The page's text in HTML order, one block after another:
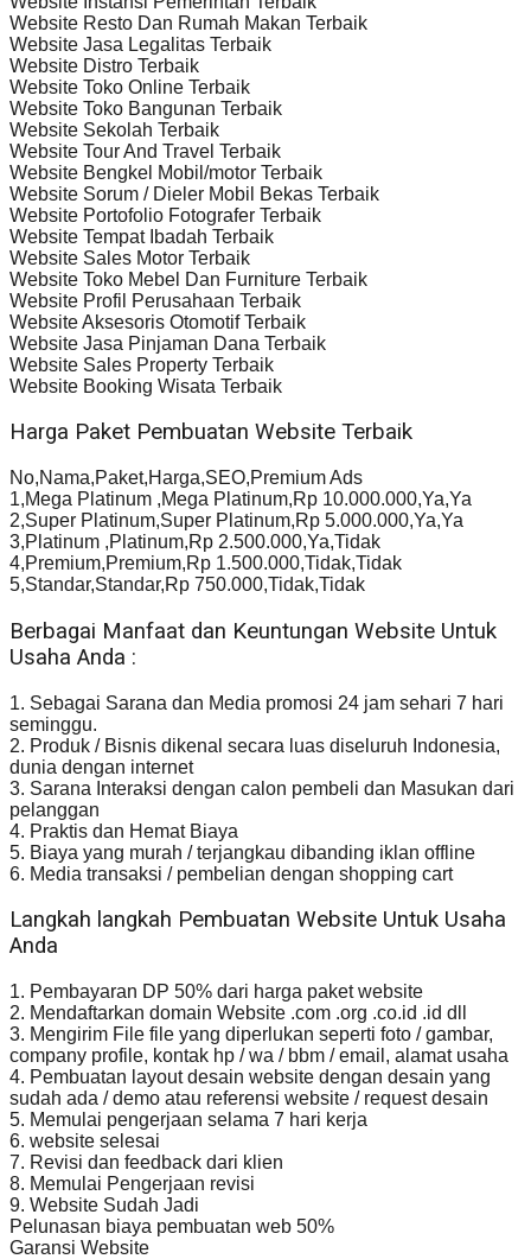
Website Resto Dan Rumah Makan Terbaik
Website Jasa Legalitas Terbaik
Website Distro Terbaik
Website Toko Online Terbaik
Website Toko Bangunan Terbaik
Website Sekolah Terbaik
Website Tour And Travel Terbaik
Website Bengkel Mobil/motor Terbaik
Website Sorum / Dieler Mobil Bekas Terbaik
Website Portofolio Fotografer Terbaik
Website Tempat Ibadah Terbaik
Website Sales Motor Terbaik
Website Toko Mebel Dan Furniture Terbaik
Website Profil Perusahaan Terbaik
Website Aksesoris Otomotif Terbaik
Website Jasa Pinjaman Dana Terbaik
Website Sales Property Terbaik
Website Booking Wisata Terbaik
Harga Paket Pembuatan Website Terbaik
No,Nama,Paket,Harga,SEO,Premium Ads
1,Mega Platinum ,Mega Platinum,Rp 10.000.000,Ya,Ya
2,Super Platinum,Super Platinum,Rp 5.000.000,Ya,Ya
3,Platinum ,Platinum,Rp 2.500.000,Ya,Tidak
4,Premium,Premium,Rp 1.500.000,Tidak,Tidak
5,Standar,Standar,Rp 750.000,Tidak,Tidak
Berbagai Manfaat dan Keuntungan Website Untuk
Usaha Anda :
1. Sebagai Sarana dan Media promosi 24 jam sehari 7 hari
seminggu.
2. Produk / Bisnis dikenal secara luas diseluruh Indonesia,
dunia dengan internet
3. Sarana Interaksi dengan calon pembeli dan Masukan dari
pelanggan
4. Praktis dan Hemat Biaya
5. Biaya yang murah / terjangkau dibanding iklan offline
6. Media transaksi / pembelian dengan shopping cart
Langkah langkah Pembuatan Website Untuk Usaha
Anda
1. Pembayaran DP 50% dari harga paket website
2. Mendaftarkan domain Website .com .org .co.id .id dll
3. Mengirim File file yang diperlukan seperti foto / gambar,
company profile, kontak hp / wa / bbm / email, alamat usaha
4. Pembuatan layout desain website dengan desain yang
sudah ada / demo atau referensi website / request desain
5. Memulai pengerjaan selama 7 hari kerja
6. website selesai
7. Revisi dan feedback dari klien
8. Memulai Pengerjaan revisi
9. Website Sudah Jadi
Pelunasan biaya pembuatan web 50%
Garansi Website